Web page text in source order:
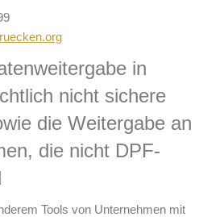
in
nicht sichere
die Weitergabe an
die nicht DPF-
Tools von Unternehmen mit